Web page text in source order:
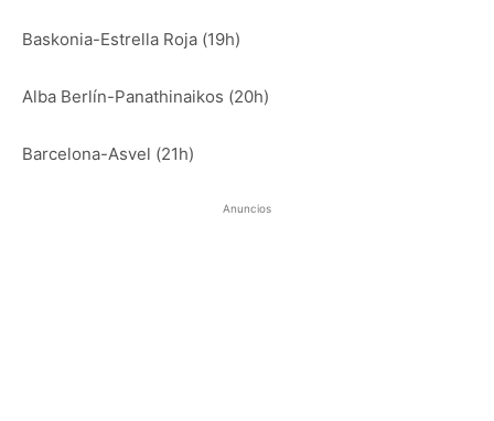
Baskonia-Estrella Roja (19h)
Alba Berlín-Panathinaikos (20h)
Barcelona-Asvel (21h)
Anuncios